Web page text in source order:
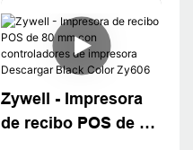
Zywell - Impresora
de recibo POS de 80